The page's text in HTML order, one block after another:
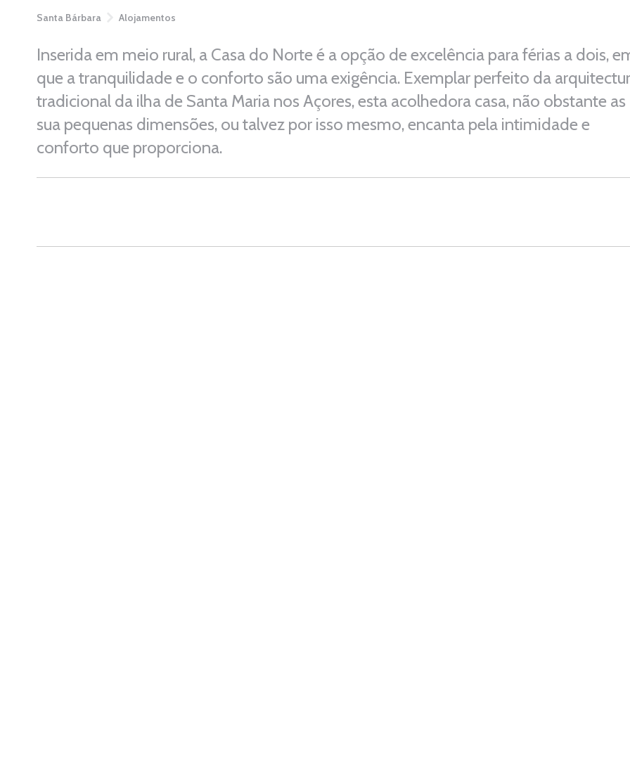
Santa Bárbara Alojamentos
Inserida em meio rural, a Casa do Norte é a opção de excelência para férias a dois,
que a tranquilidade e o conforto são uma exigência. Exemplar perfeito da
tradicional da ilha de Santa Maria nos Açores, esta acolhedora casa, não obstante as
sua pequenas dimensões, ou talvez por isso mesmo, encanta pela intimidade e
conforto que proporciona.